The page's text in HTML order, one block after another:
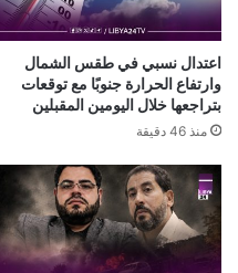
اعتدال نسبي في طقس الشمال
وارتفاع الحرارة جنوبًا مع توقعات
بتراجعها خلال اليومين المقبلين
منذ 46 دقيقة